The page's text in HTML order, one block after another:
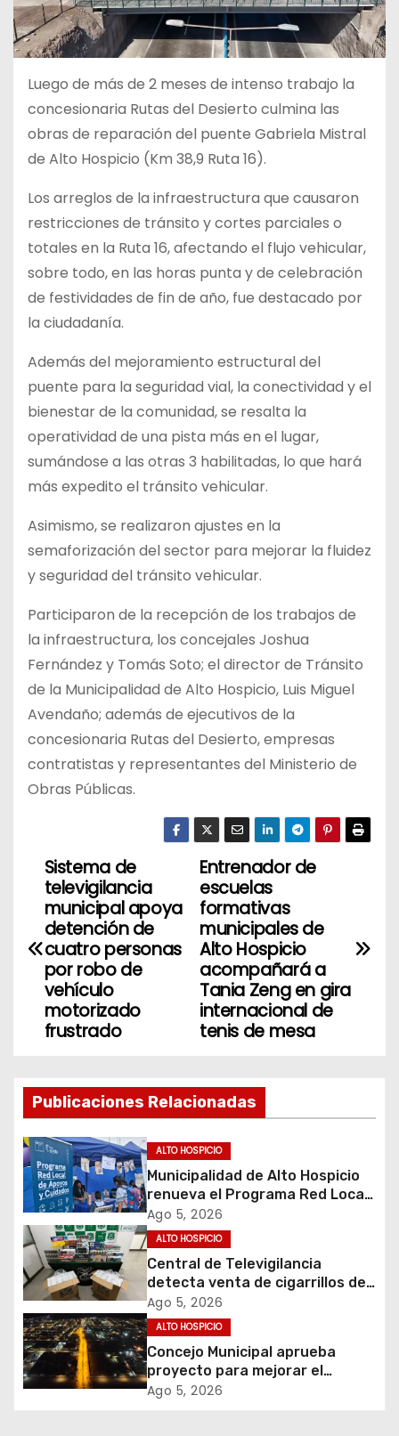
Luego de más de 2 meses de intenso trabajo la
concesionaria Rutas del Desierto culmina las
obras de reparación del puente Gabriela Mistral
de Alto Hospicio (Km 38,9 Ruta 16).
Los arreglos de la infraestructura que causaron
restricciones de tránsito y cortes parciales o
totales en la Ruta 16, afectando el flujo vehicular,
sobre todo, en las horas punta y de celebración
de festividades de fin de año, fue destacado por
la ciudadanía.
Además del mejoramiento estructural del
puente para la seguridad vial, la conectividad y el
bienestar de la comunidad, se resalta la
operatividad de una pista más en el lugar,
sumándose a las otras 3 habilitadas, lo que hará
más expedito el tránsito vehicular.
Asimismo, se realizaron ajustes en la
semaforización del sector para mejorar la fluidez
y seguridad del tránsito vehicular.
Participaron de la recepción de los trabajos de
la infraestructura, los concejales Joshua
Fernández y Tomás Soto; el director de Tránsito
de la Municipalidad de Alto Hospicio, Luis Miguel
Avendaño; además de ejecutivos de la
concesionaria Rutas del Desierto, empresas
contratistas y representantes del Ministerio de
Obras Públicas.
N
v
c
i
ó
n
d
e
e
n
t
Entrenador de
escuelas
formativas
municipales de
Alto Hospicio
acompañará a
Tania Zeng en gira
internacional de
tenis de mesa
Sistema de
televigilancia
municipal apoya
detención de
cuatro personas
por robo de
vehículo
motorizado
frustrado
Publicaciones Relacionadas
ALTO HOSPICIO
Municipalidad de Alto Hospicio
renueva el Programa Red Local
de Apoyos y Cuidados
Ago 5, 2026
ALTO HOSPICIO
Central de Televigilancia
detecta venta de cigarrillos de
contrabando y permite
incautación de más de 3 mil
cajetillas
Ago 5, 2026
ALTO HOSPICIO
Concejo Municipal aprueba
proyecto para mejorar el
alumbrado público del sector El
Ago 5, 2026